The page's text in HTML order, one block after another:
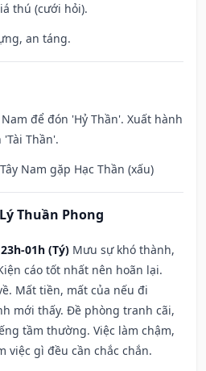
thú (cưới hỏi).
an táng.
để đón 'Hỷ Thần'. Xuất hành
Thần'.
Nam gặp Hạc Thần (xấu)
Thuần Phong
01h (Tý) Mưu sự khó thành,
cáo tốt nhất nên hoãn lại.
Mất tiền, mất của nếu đi
mới thấy. Đề phòng tranh cãi,
tầm thường. Việc làm chậm,
việc gì đều cần chắc chắn.